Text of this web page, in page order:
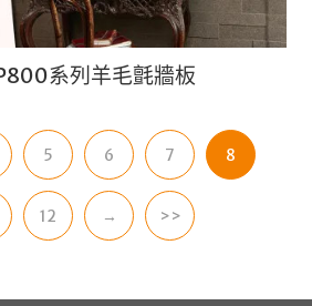
系列羊毛氈牆板
5 6 7 8
12 → >>